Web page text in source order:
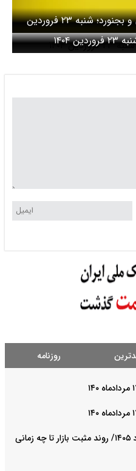
برنامه قطع برق خراسان شمالی و بجنورد؛ شنبه ۲۳ فروردین
۱۴۰۴
روزنامه
پیش‌بینی بورس فردا یکشنبه ۱۸ مرداد ۱۴۰۵/ روند مثبت بازار تا چه زمانی